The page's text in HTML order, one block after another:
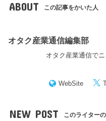
ABOUT この記事をかいた人
オタク産業通信編集部
オタク産業通信で
WebSite
NEW POST このライター